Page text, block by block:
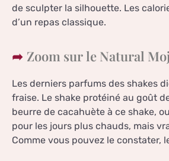
de sculpter la silhouette. Les
d’un repas classique.
Zoom sur le Natural
Les derniers parfums des shakes
fraise. Le shake protéiné au goût
beurre de cacahuète à ce shake,
pour les jours plus chauds, mais
Comme vous pouvez le constater,